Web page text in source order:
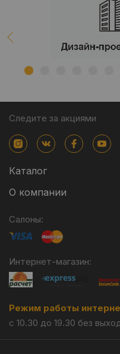
Следите за акциями
Каталог
О компании
Салоны:
Интернет-магазин:
Режим работы
с 10.30 до 19.30 без